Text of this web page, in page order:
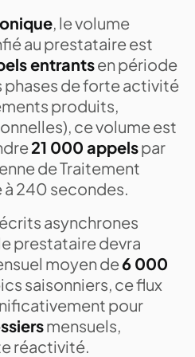
, le volume
au prestataire est
entrantsen période
phases de forte activité
produits,
ce volume est
21 000 appelspar
de Traitement
à 240 secondes.
asynchrones
prestataire devra
moyen de6 000
saisonniers, ce flux
pour
mensuels,
réactivité.